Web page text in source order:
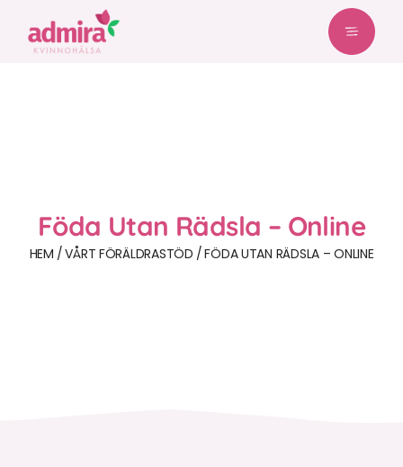
Föda Utan Rädsla – Online
HEM VÅRT FÖRÄLDRASTÖD FÖDA UTAN RÄDSLA – ONLINE